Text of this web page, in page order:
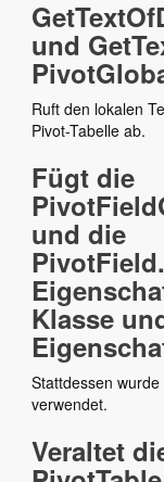
und
Ruft den lokalen
Pivot-Tabelle ab.
Fügt die
und die
Klasse
Stattdessen
verwendet.
Veraltet